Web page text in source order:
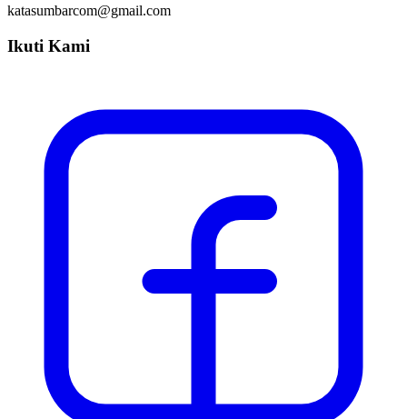
katasumbarcom@gmail.com
Ikuti Kami